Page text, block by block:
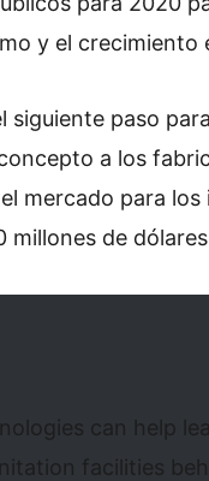
y el crecimiento
siguiente paso
a los
mercado para
millones de
can help
facilities